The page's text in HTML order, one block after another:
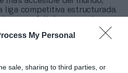
My Personal
sale, sharing to third parties, or
liga competitiva estructurada.
tanto a corredores como a